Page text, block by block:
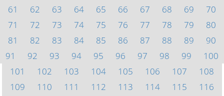
61
62 63 64 65 66 67 68 69
70
71
72 73 74 75 76 77 78 79
80
81
82 83 84 85 86 87 88 89
90
91
92 93 94 95 96 97 98 99
100
101
102 103 104 105 106 107
108
109
110 111 112 113 114 115
116